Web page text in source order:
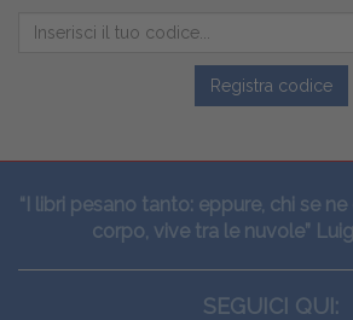
Registra codice
“I libri pesano tanto: eppure, chi se
corpo, vive tra le nuvole”
SEGUICI QUI: